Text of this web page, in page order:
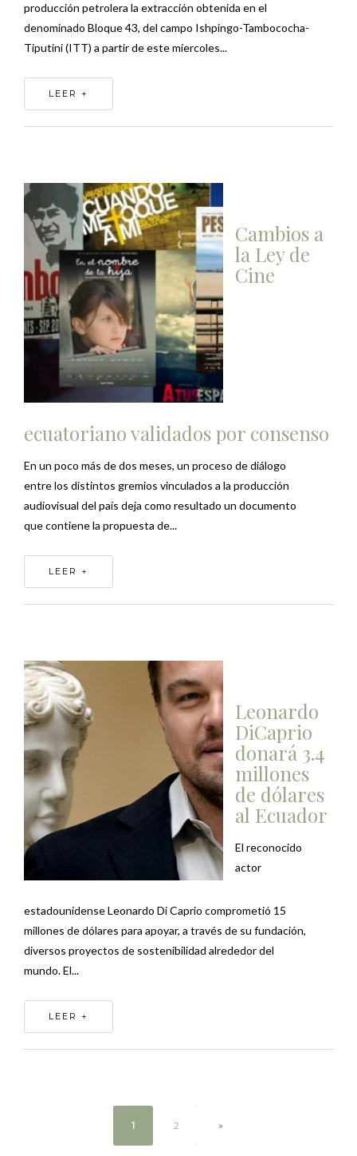
producción petrolera la extracción obtenida en el
denominado Bloque 43, del campo Ishpingo-Tambococha-
Tiputini (ITT) a partir de este miercoles...
LEER +
Cambios a
la Ley de
Cine
ecuatoriano validados por consenso
En un poco más de dos meses, un proceso de diálogo
entre los distintos gremios vinculados a la producción
audiovisual del país deja como resultado un documento
que contiene la propuesta de...
LEER +
Leonardo
DiCaprio
donará 3.4
millones
de dólares
al Ecuador
El reconocido
actor
estadounidense Leonardo Di Caprio comprometió 15
millones de dólares para apoyar, a través de su fundación,
diversos proyectos de sostenibilidad alrededor del
mundo. El...
LEER +
1 2 »